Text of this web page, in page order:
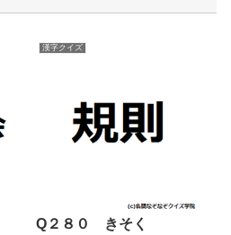
漢字クイズ
Q２８０ きそく